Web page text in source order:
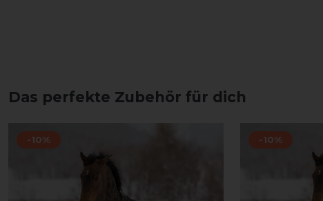
Das perfekte Zubehör für dich
-10% -10%